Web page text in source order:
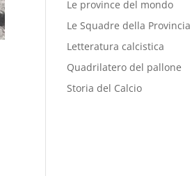
Le province del mondo
Le Squadre della Provincia
Letteratura calcistica
Quadrilatero del pallone
Storia del Calcio